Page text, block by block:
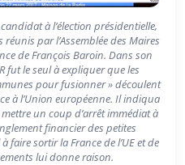
à l’élection présidentielle,
par l’Assemblée des Maires
de François Baroin. Dans son
fut le seul à expliquer que les
pour fusionner » découlent
à l’Union européenne. Il indiqua
un coup d’arrêt immédiat à
financier des petites
faire sortir la France de l’UE et de
lui donne raison.